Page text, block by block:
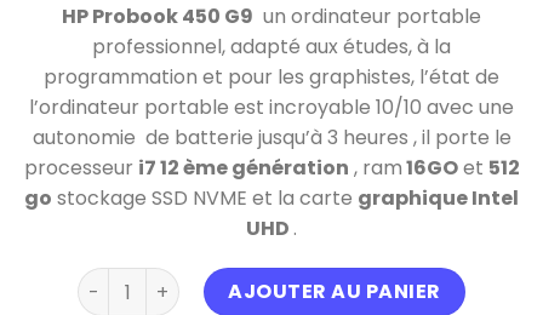
HP Probook 450 G9 un ordinateur portable
professionnel, adapté aux études, à la
programmation et pour les graphistes, l’état de
l’ordinateur portable est incroyable 10/10 avec une
autonomie de batterie jusqu’à 3 heures , il porte le
processeur i7 12 ème génération , ram16GOet 512
go stockage SSD NVME et la carte graphique Intel
UHD .
quantité de HP ProBook 450 G9 i7 12eme
AJOUTER AU PANIER